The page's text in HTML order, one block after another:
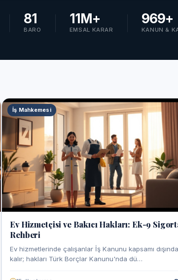
81
BARO
11M+
EMSAL KARAR
969+
KANUN &
İş Mahkemesi
Ev Hizmetçisi ve Bakıcı Hakları: Ek-9
Rehberi
Ev hizmetlerinde çalışanlar İş Kanunu kapsamı dışında
kalır; hakları Türk Borçlar Kanunu'nda dü…